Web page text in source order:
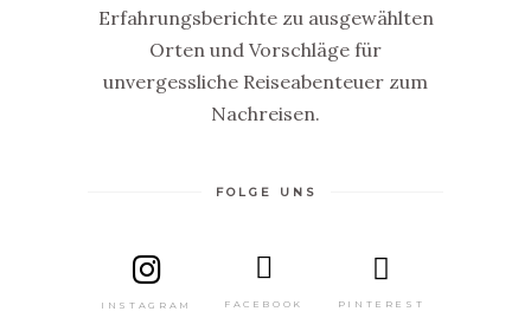
Erfahrungsberichte zu ausgewählten
Orten und Vorschläge für
unvergessliche Reiseabenteuer zum
Nachreisen.
FOLGE UNS
INSTAGRAM FACEBOOK PINTEREST